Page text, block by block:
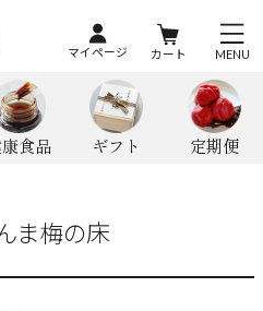
マイページ カート MENU
食品 ギフト 定期便
ま梅の床